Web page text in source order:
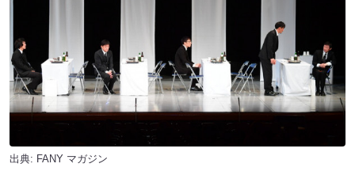
出典: FANY マガジン